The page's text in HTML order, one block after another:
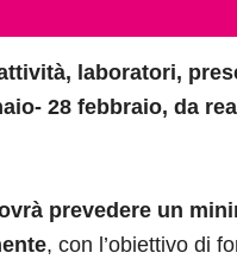
laboratori,
28 febbraio, da
prevedere un
, con l’obiettivo di